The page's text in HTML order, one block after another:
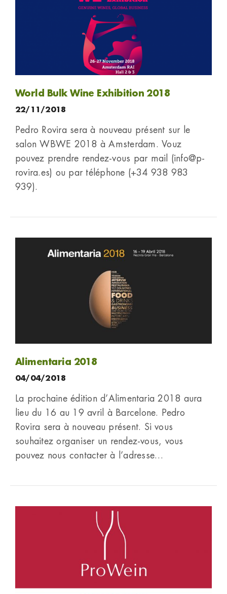
World Bulk Wine Exhibition 2018
22/11/2018
Pedro Rovira sera à nouveau présent sur le
salon WBWE 2018 à Amsterdam. Vouz
pouvez prendre rendez-vous par mail (info@p-
rovira.es) ou par téléphone (+34 938 983
939).
Alimentaria 2018
04/04/2018
La prochaine édition d’Alimentaria 2018 aura
lieu du 16 au 19 avril à Barcelone. Pedro
Rovira sera à nouveau présent. Si vous
souhaitez organiser un rendez-vous, vous
pouvez nous contacter à l’adresse…